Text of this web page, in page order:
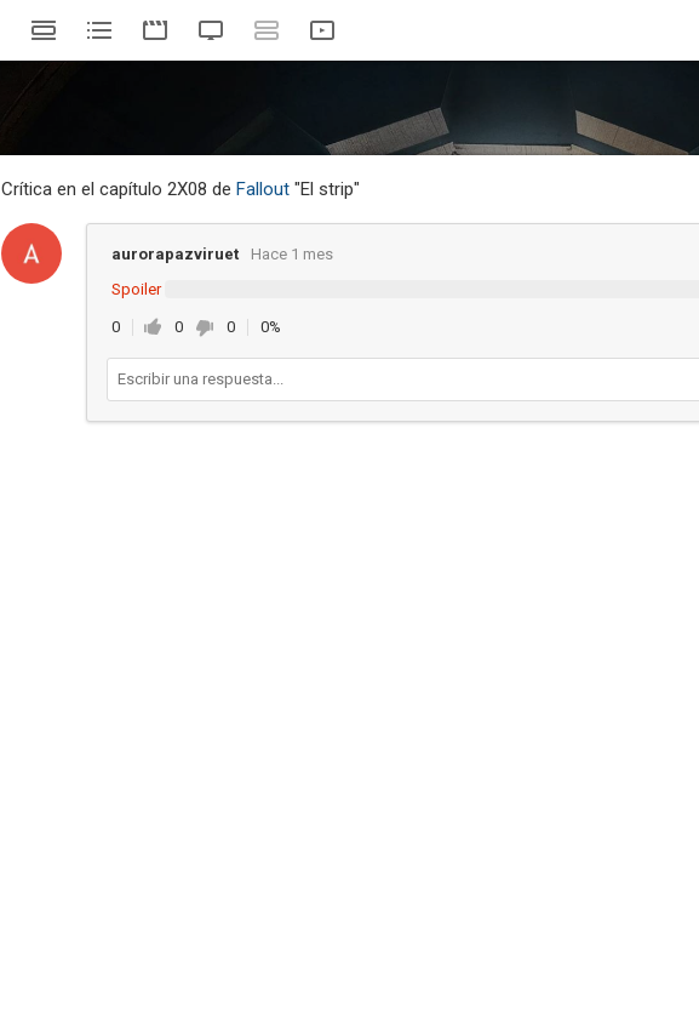
Crítica en el capítulo 2X08 de Fallout "El strip"
aurorapazviruet
Hace 1 mes
Spoiler
0 0 0 0%